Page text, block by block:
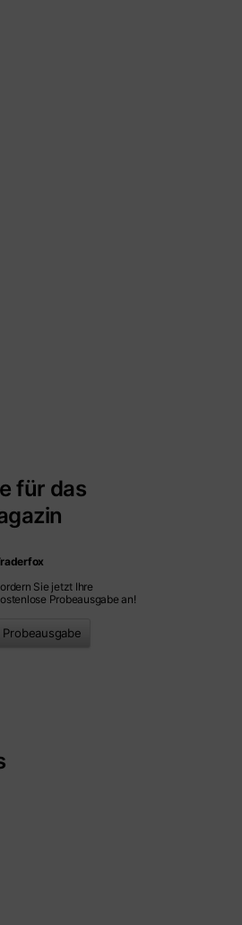
für das
Sie jetzt Ihre
Probeausgabe an!
Probeausgabe